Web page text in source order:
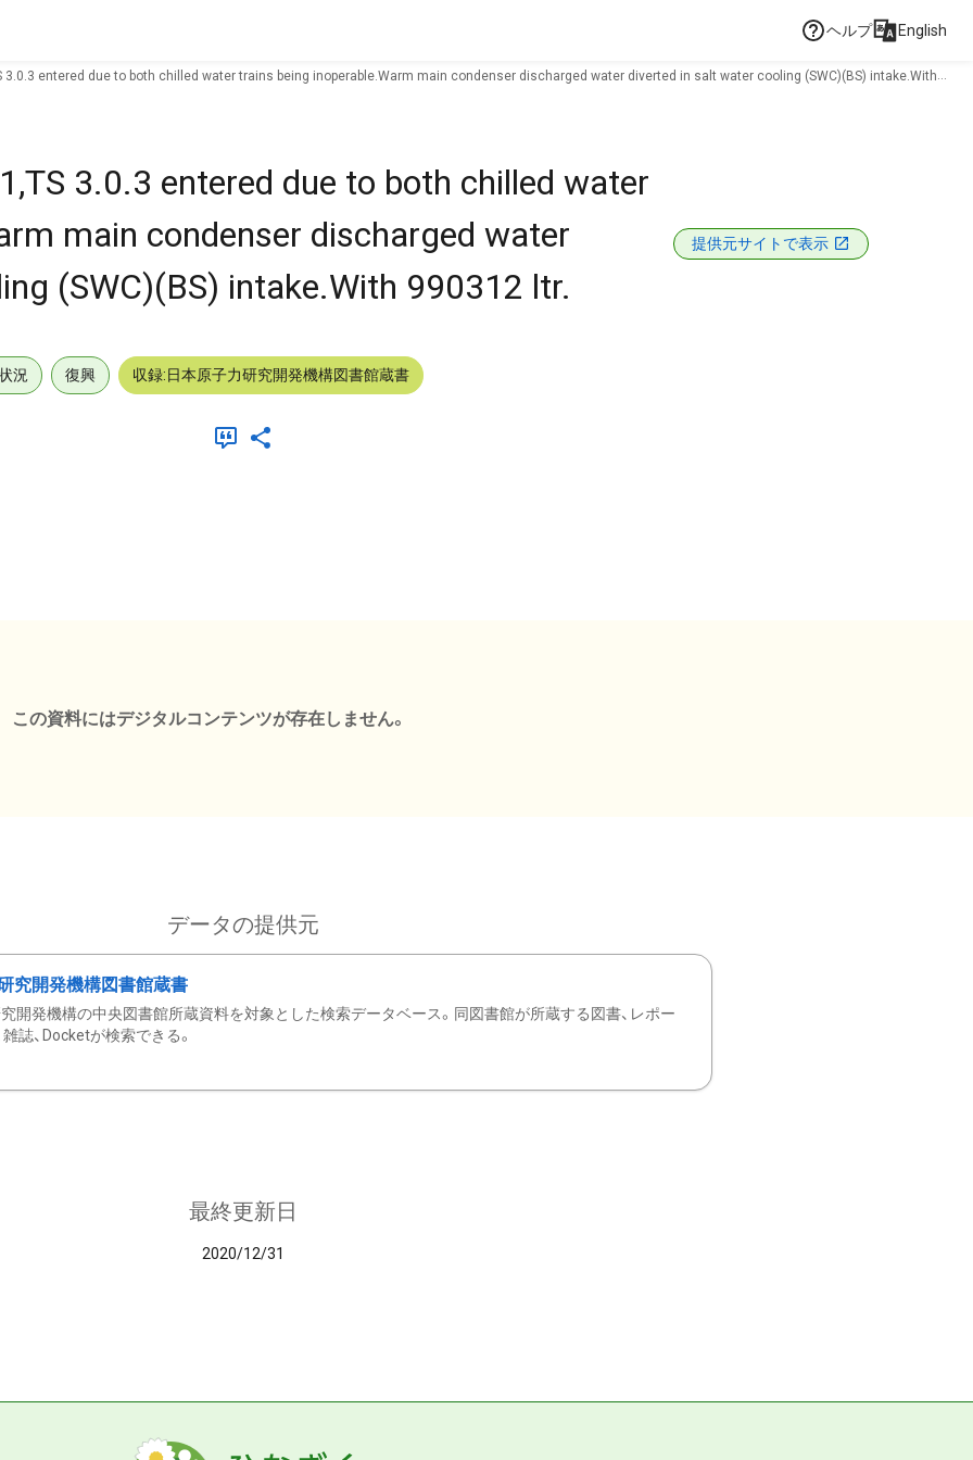
ヘルプ English
3.0.3 entered due to both chilled water trains being inoperable.Warm main condenser discharged water diverted in salt water cooling (SWC)(BS) intake.With
3.0.3 entered due to both chilled water
main condenser discharged water
(SWC)(BS) intake.With 990312 ltr.
提供元サイトで表示
況 復興 収録:日本原子力研究開発機構図書館蔵書
この資料にはデジタルコンテンツが存在しません。
データの提供元
究開発機構図書館蔵書
開発機構の中央図書館所蔵資料を対象とした検索データベース。同図書館が所蔵する図書、レポー
雑誌、Docketが検索できる。
最終更新日
2020/12/31